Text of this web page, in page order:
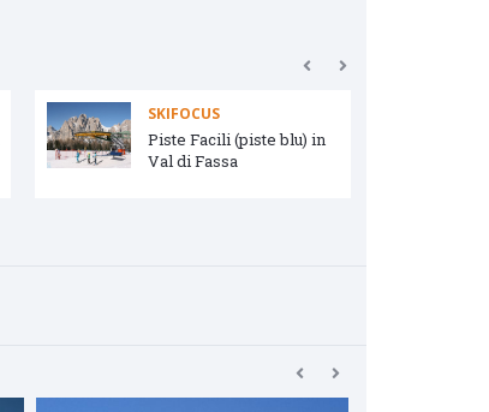
SKIFOCUS
Piste Facili (piste blu) in
Val di Fassa